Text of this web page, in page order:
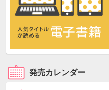
発売カレンダー